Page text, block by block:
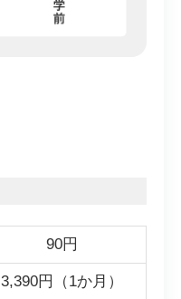
90円
3,390円（1か月）